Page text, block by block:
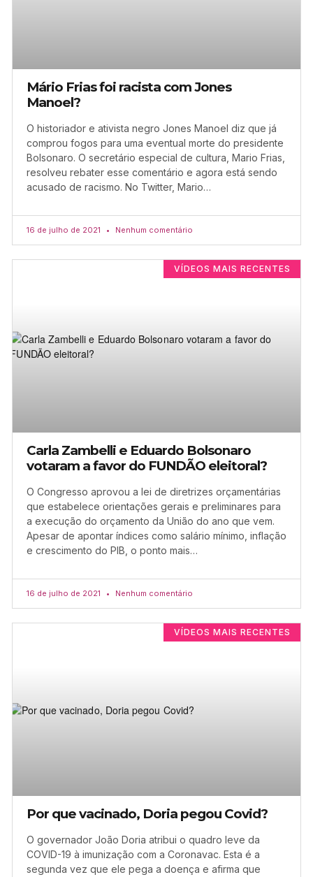
Mário Frias foi racista com Jones
Manoel?
O historiador e ativista negro Jones Manoel diz que já
comprou fogos para uma eventual morte do presidente
Bolsonaro. O secretário especial de cultura, Mario Frias,
resolveu rebater esse comentário e agora está sendo
acusado de racismo. No Twitter, Mario…
16 de julho de 2021 Nenhum comentário
VÍDEOS MAIS RECENTES
Carla Zambelli e Eduardo Bolsonaro
votaram a favor do FUNDÃO eleitoral?
O Congresso aprovou a lei de diretrizes orçamentárias
que estabelece orientações gerais e preliminares para
a execução do orçamento da União do ano que vem.
Apesar de apontar índices como salário mínimo, inflação
e crescimento do PIB, o ponto mais…
16 de julho de 2021 Nenhum comentário
VÍDEOS MAIS RECENTES
Por que vacinado, Doria pegou Covid?
O governador João Doria atribui o quadro leve da
COVID-19 à imunização com a Coronavac. Esta é a
segunda vez que ele pega a doença e afirma que